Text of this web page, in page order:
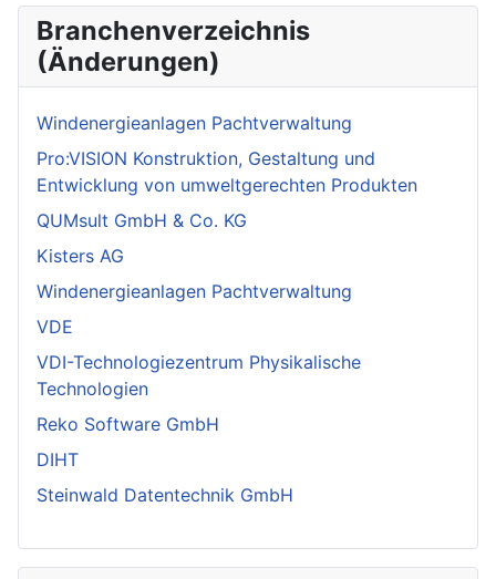
Branchenverzeichnis
(Änderungen)
Windenergieanlagen Pachtverwaltung
Pro:VISION Konstruktion, Gestaltung und
Entwicklung von umweltgerechten Produkten
QUMsult GmbH & Co. KG
Kisters AG
Windenergieanlagen Pachtverwaltung
VDE
VDI-Technologiezentrum Physikalische
Technologien
Reko Software GmbH
DIHT
Steinwald Datentechnik GmbH